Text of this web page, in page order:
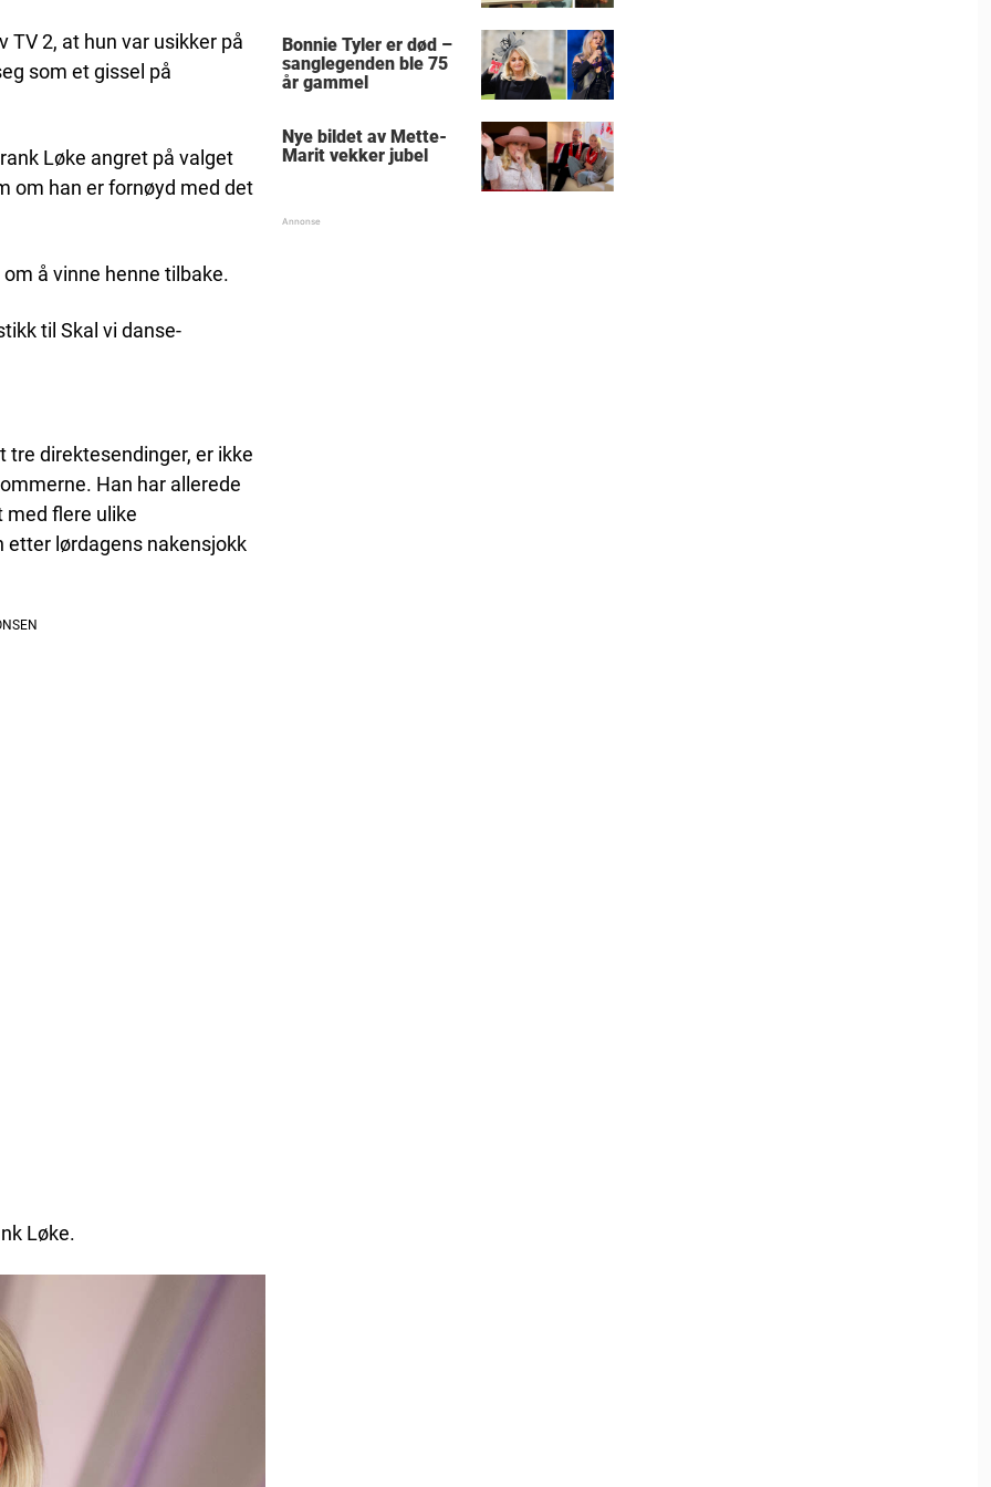
2, at hun var usikker på
som et gissel på
Løke angret på valget
om han er fornøyd med det
om å vinne henne tilbake.
til Skal vi danse-
tre direktesendinger, er ikke
Han har allerede
med flere ulike
etter lørdagens nakensjokk
Løke.
Bonnie Tyler er død –
sanglegenden ble 75
år gammel
Nye bildet av Mette-
Marit vekker jubel